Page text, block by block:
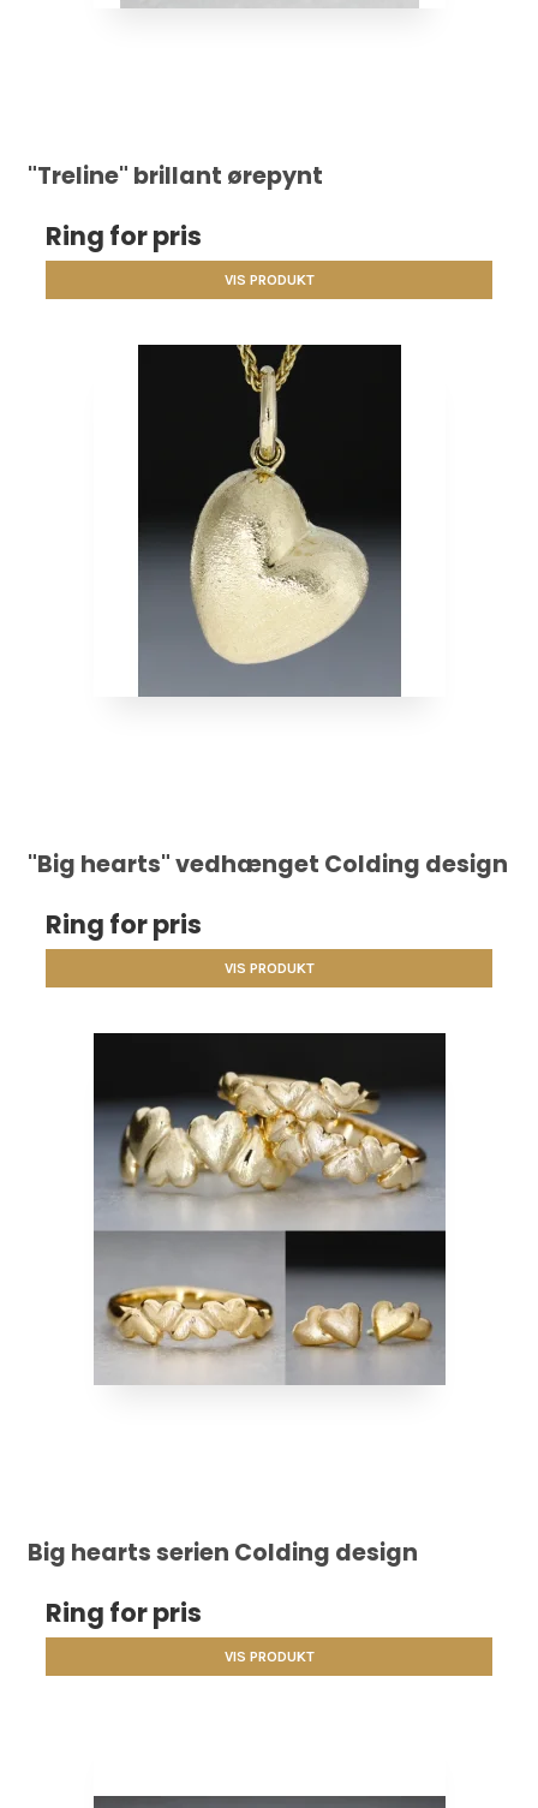
"Treline" brillant ørepynt
Ring for pris
VIS PRODUKT
"Big hearts" vedhænget Colding design
Ring for pris
VIS PRODUKT
Big hearts serien Colding design
Ring for pris
VIS PRODUKT